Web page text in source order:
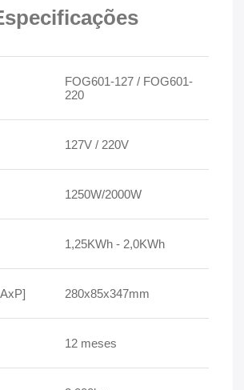
FOG601-127 / FOG601-
220
127V / 220V
1250W/2000W
1,25KWh - 2,0KWh
280x85x347mm
12 meses